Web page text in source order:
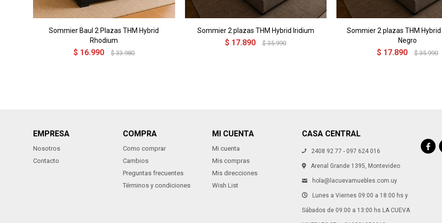
Sommier Baul 2 Plazas THM Hybrid
Rhodium
$ 16.990 $ 33.980
Sommier 2 plazas THM Hybrid Iridium
$ 17.890 $ 35.990
Sommier 2 plazas THM
Negro
$ 17.890 $ 35.990
EMPRESA
Nosotros
Contacto
COMPRA
Como comprar
Cambios
Preguntas frecuentes
Términos y condiciones
MI CUENTA
Mi cuenta
Mis compras
Mis direcciones
Wish List
CASA CENTRAL
2408 92 77 - 097 624 016
Arenal Grande 1395, Montevideo
hola@lacuevamuebles.com.uy
Lunes a Viernes 09:00 a 18:00 hs y
Sábados de 09:00 a 13:00 hs LA CUEVA
